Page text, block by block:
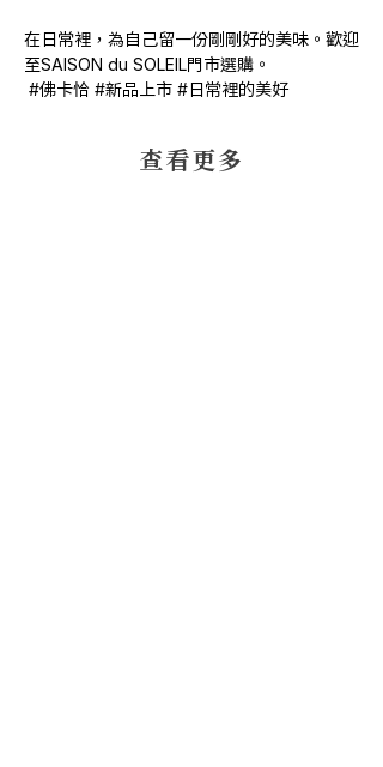
在日常裡，為自己留一份剛剛好的美味。歡迎
至SAISON du SOLEIL門市選購。
#佛卡恰 #新品上市 #日常裡的美好
​查看更多